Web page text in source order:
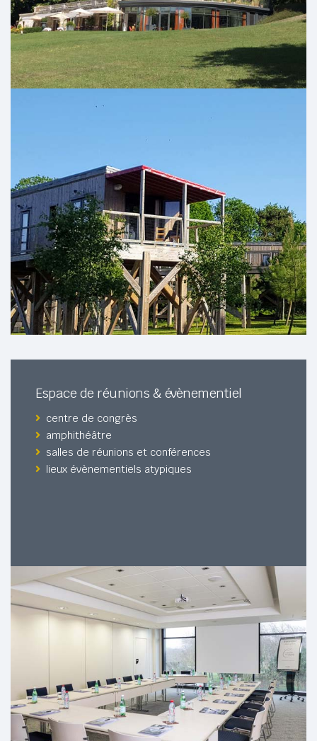
Espace de réunions & évènementiel
centre de congrès
amphithéâtre
salles de réunions et conférences
lieux évènementiels atypiques